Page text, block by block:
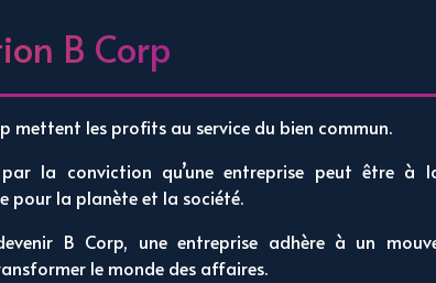
B Corp
mettent les profits au service du bien commun.
par la conviction qu’une entreprise peut être à
pour la planète et la société.
B Corp, une entreprise adhère à un
le monde des affaires.